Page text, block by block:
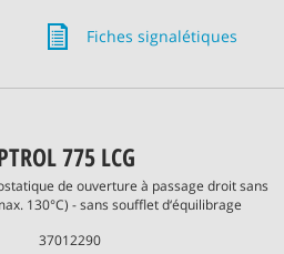
Fiches signalétiques
775 LCG
de ouverture à passage droit sans
130°C) - sans soufflet d‘équilibrage
37012290